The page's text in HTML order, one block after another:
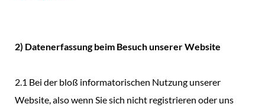
2) Datenerfassung beim Besuch unserer Website
2.1 Bei der bloß informatorischen Nutzung unserer
Website, also wenn Sie sich nicht registrieren oder uns